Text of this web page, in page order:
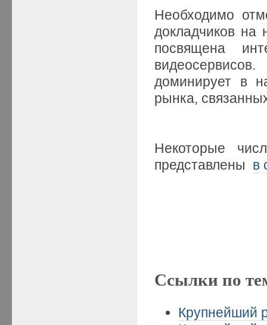
Необходимо
докладчиков на
посвящена
доминирует в
рынка,
Некоторые
представлены в
Ссылки по
Крупнейший